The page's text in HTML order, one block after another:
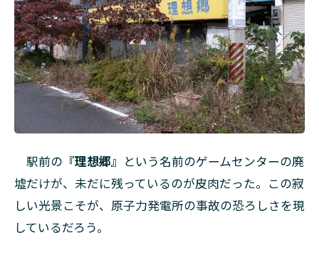
駅前の 『理想郷』 という名前のゲームセンターの廃
墟だけが、未だに残っているのが皮肉だった。この寂
しい光景こそが、原子力発電所の事故の恐ろしさを現
しているだろう。